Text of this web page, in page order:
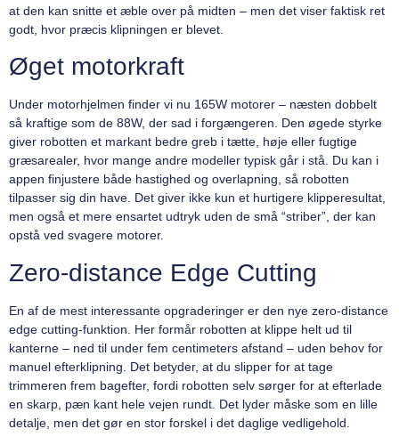
at den kan snitte et æble over på midten – men det viser faktisk ret
godt, hvor præcis klipningen er blevet.
Øget motorkraft
Under motorhjelmen finder vi nu 165W motorer – næsten dobbelt
så kraftige som de 88W, der sad i forgængeren. Den øgede styrke
giver robotten et markant bedre greb i tætte, høje eller fugtige
græsarealer, hvor mange andre modeller typisk går i stå. Du kan i
appen finjustere både hastighed og overlapning, så robotten
tilpasser sig din have. Det giver ikke kun et hurtigere klipperesultat,
men også et mere ensartet udtryk uden de små “striber”, der kan
opstå ved svagere motorer.
Zero-distance Edge Cutting
En af de mest interessante opgraderinger er den nye zero-distance
edge cutting-funktion. Her formår robotten at klippe helt ud til
kanterne – ned til under fem centimeters afstand – uden behov for
manuel efterklipning. Det betyder, at du slipper for at tage
trimmeren frem bagefter, fordi robotten selv sørger for at efterlade
en skarp, pæn kant hele vejen rundt. Det lyder måske som en lille
detalje, men det gør en stor forskel i det daglige vedligehold.